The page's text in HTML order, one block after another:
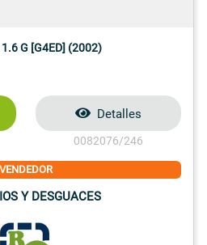
1.6 G [G4ED] (2002)
Detalles
0082076/246
VENDEDOR
Y DESGUACES